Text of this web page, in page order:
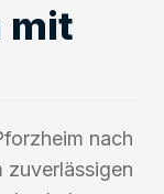
mit
nach
zuverlässigen